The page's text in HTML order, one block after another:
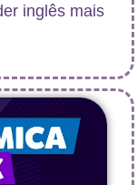
inglês mais